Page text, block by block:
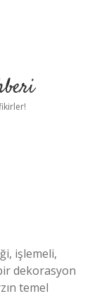
işlemeli,
dekorasyon
temel